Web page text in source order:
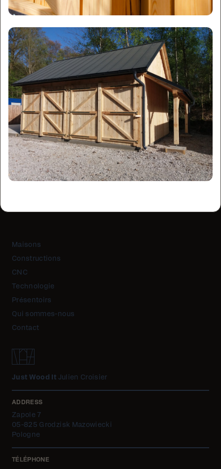
Maisons
Constructions
CNC
Technologie
Présentoirs
Qui sommes-nous
Contact
Just Wood It Julien Croisier
ADDRESS
Zapole 7
05-825 Grodzisk Mazowiecki
Pologne
TÉLÉPHONE